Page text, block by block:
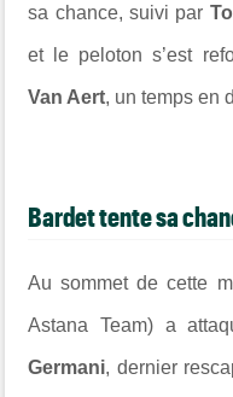
sa chance, suivi par
et le peloton s’est
Van Aert, un temps en
Bardet tente sa
Au sommet de cette
Astana Team) a
Germani, dernier